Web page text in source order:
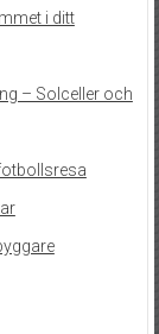
i ditt
– Solceller och